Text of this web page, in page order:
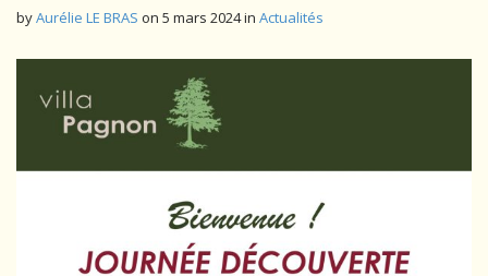
byAurélie LE BRAS on 5 mars 2024in Actualités